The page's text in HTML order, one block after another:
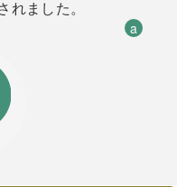
れました。
a